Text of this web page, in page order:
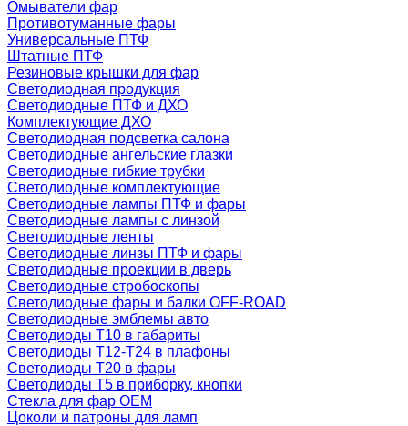
Омыватели фар
Противотуманные фары
Универсальные ПТФ
Штатные ПТФ
Резиновые крышки для фар
Светодиодная продукция
Светодиодные ПТФ и ДХО
Комплектующие ДХО
Светодиодная подсветка салона
Светодиодные ангельские глазки
Светодиодные гибкие трубки
Светодиодные комплектующие
Светодиодные лампы ПТФ и фары
Светодиодные лампы с линзой
Светодиодные ленты
Светодиодные линзы ПТФ и фары
Светодиодные проекции в дверь
Светодиодные стробоскопы
Светодиодные фары и балки OFF-ROAD
Светодиодные эмблемы авто
Светодиоды T10 в габариты
Светодиоды T12-T24 в плафоны
Светодиоды T20 в фары
Светодиоды T5 в приборку, кнопки
Стекла для фар OEM
Цоколи и патроны для ламп